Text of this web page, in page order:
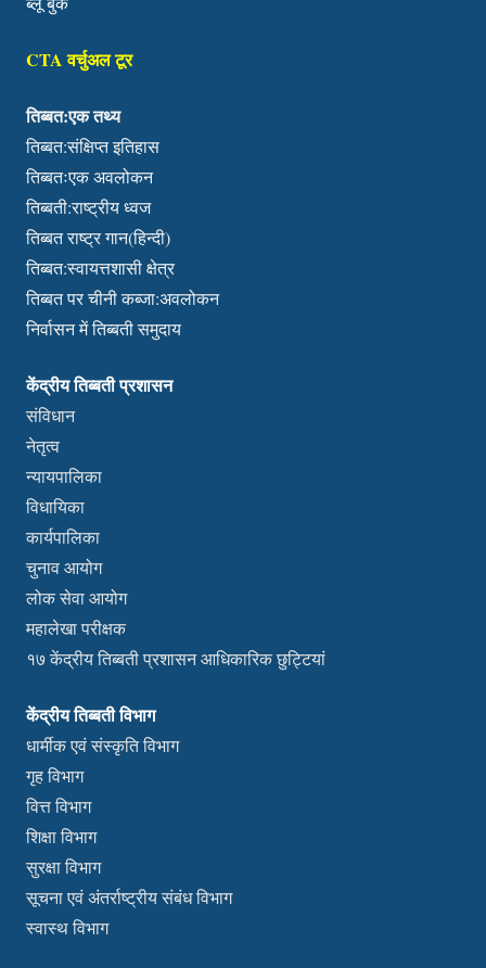
CTA वर्चुअल टूर
तिब्बत:एक तथ्य
तिब्बत:संक्षिप्त इतिहास
तिब्बतःएक अवलोकन
तिब्बती:राष्ट्रीय ध्वज
तिब्बत राष्ट्र गान(हिन्दी)
तिब्बत:स्वायत्तशासी क्षेत्र
तिब्बत पर चीनी कब्जा:अवलोकन
निर्वासन में तिब्बती समुदाय
केंद्रीय तिब्बती प्रशासन
संविधान
नेतृत्व
न्यायपालिका
विधायिका
कार्यपालिका
चुनाव आयोग
लोक सेवा आयोग
महालेखा परीक्षक
१७ केंद्रीय तिब्बती प्रशासन आधिकारिक छुट्टियां
केंद्रीय तिब्बती विभाग
धार्मीक एवं संस्कृति विभाग
गृह विभाग
वित्त विभाग
शिक्षा विभाग
सुरक्षा विभाग
सूचना एवं अंतर्राष्ट्रीय संबंध विभाग
स्वास्थ विभाग